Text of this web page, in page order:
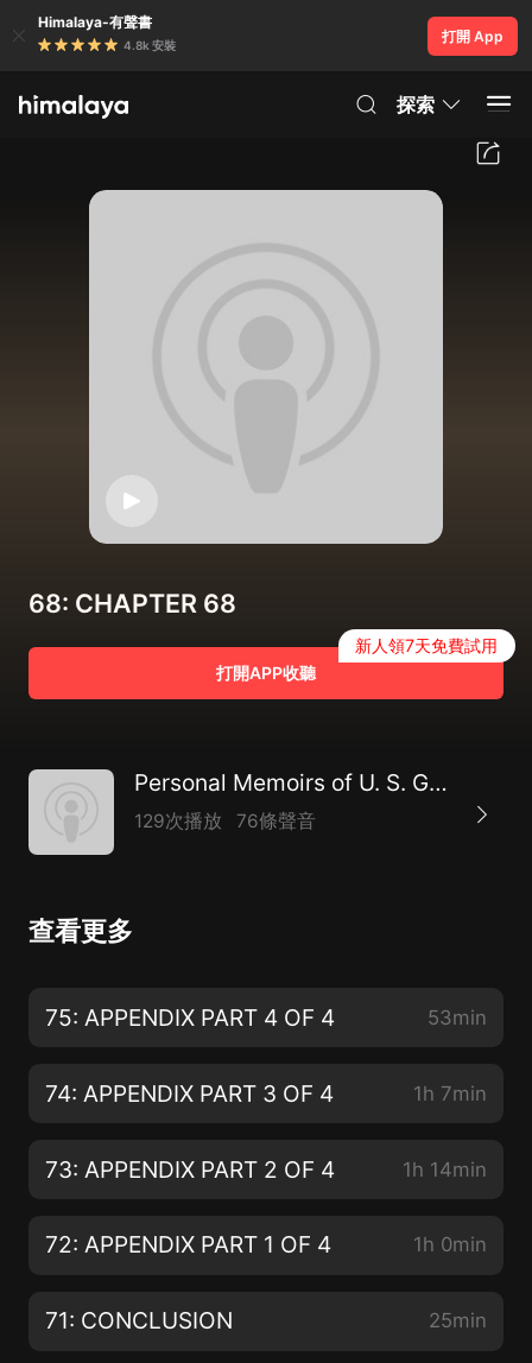
Himalaya-有聲書
4.8k 安裝
打開 App
探索
68: CHAPTER 68
打開APP收聽
新人領7天免費試用
Personal Memoirs of U. S. Grant by Ulysses S. Grant (1822 - 1885)
129次播放 76條聲音
查看更多
75: APPENDIX PART 4 OF 4 53min
74: APPENDIX PART 3 OF 4 1h 7min
73: APPENDIX PART 2 OF 4 1h 14min
72: APPENDIX PART 1 OF 4 1h 0min
71: CONCLUSION 25min